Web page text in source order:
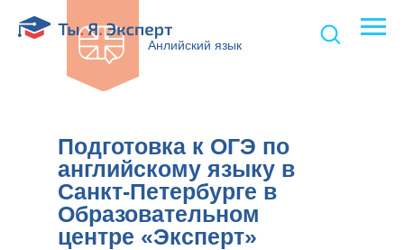
Подготовка к ОГЭ по
английскому языку в
Санкт-Петербурге в
Образовательном
центре «Эксперт»
Анлийский язык